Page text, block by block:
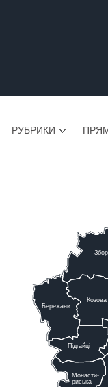
РУБРИКИ
Козова
Бережани
Підгайці
Монасти-
риська